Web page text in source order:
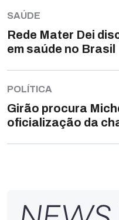
SAÚDE
Rede Mater Dei
em saúde no Brasil
POLÍTICA
Girão procura
oficialização da